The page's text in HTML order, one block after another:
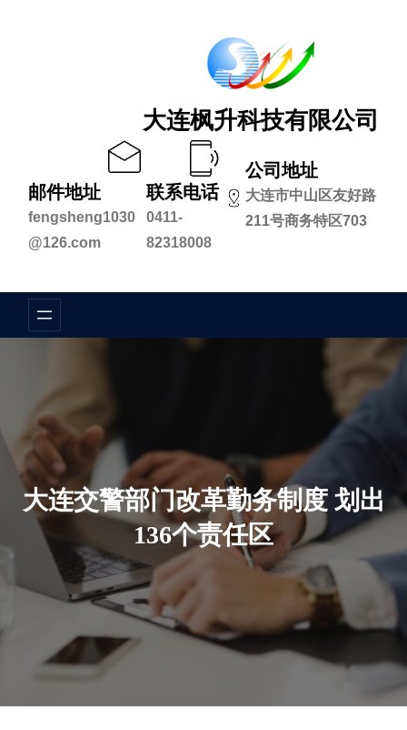
大连枫升科技有限公司
邮件地址
fengsheng1030
@126.com
联系电话
0411-
82318008
公司地址
大连市中山区友好路
211号商务特区703
大连交警部门改革勤务制度 划出
136个责任区